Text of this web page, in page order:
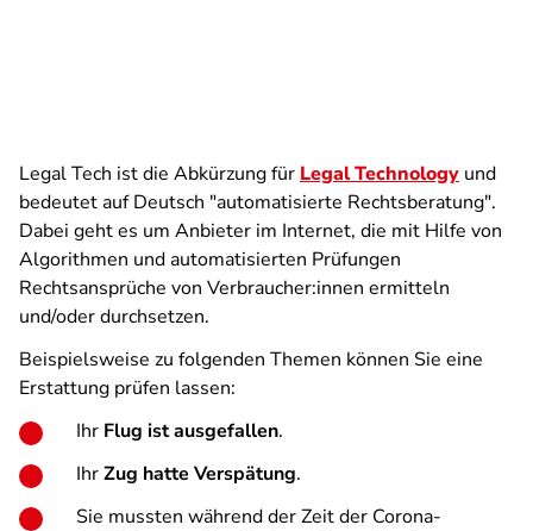
Legal Tech ist die Abkürzung für Legal Technology und
bedeutet auf Deutsch "automatisierte Rechtsberatung".
Dabei geht es um Anbieter im Internet, die mit Hilfe von
Algorithmen und automatisierten Prüfungen
Rechtsansprüche von Verbraucher:innen ermitteln
und/oder durchsetzen.
Beispielsweise zu folgenden Themen können Sie eine
Erstattung prüfen lassen:
Ihr Flug ist ausgefallen.
IhrZug hatte Verspätung.
Sie mussten während der Zeit der Corona-